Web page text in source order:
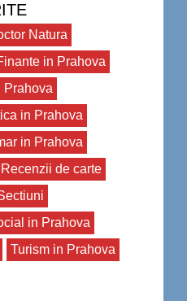
Natura
in Prahova
Prahova
in Prahova
in Prahova
Recenzii de carte
in Prahova
Turism in Prahova